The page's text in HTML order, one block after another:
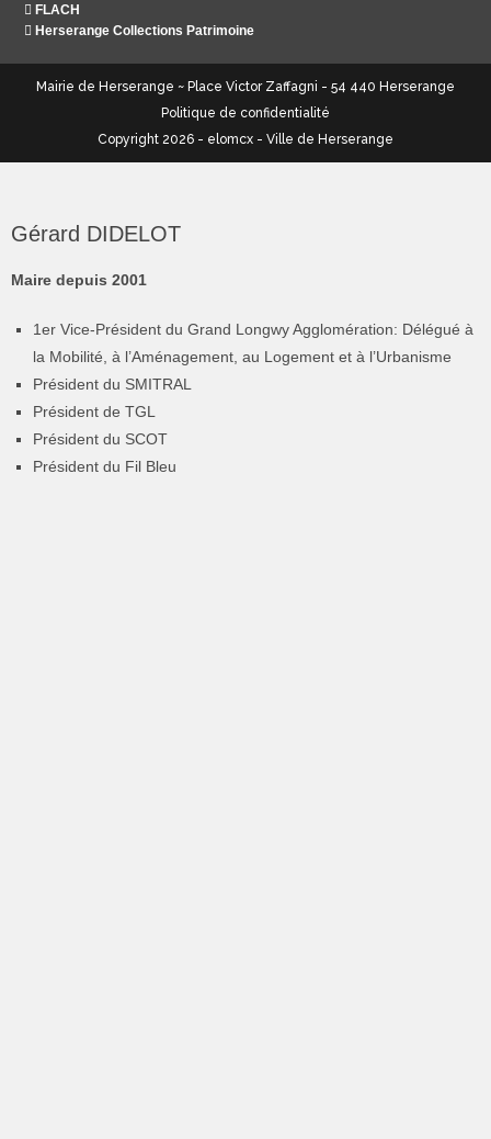
FLACH
Herserange Collections Patrimoine
Mairie de Herserange ~ Place Victor Zaffagni - 54 440 Herserange
Politique de confidentialité
Copyright 2026 - elomcx - Ville de Herserange
Gérard DIDELOT
Maire depuis 2001
1er Vice-Président du Grand Longwy Agglomération: Délégué à
la Mobilité, à l’Aménagement, au Logement et à l’Urbanisme
Président du SMITRAL
Président de TGL
Président du SCOT
Président du Fil Bleu